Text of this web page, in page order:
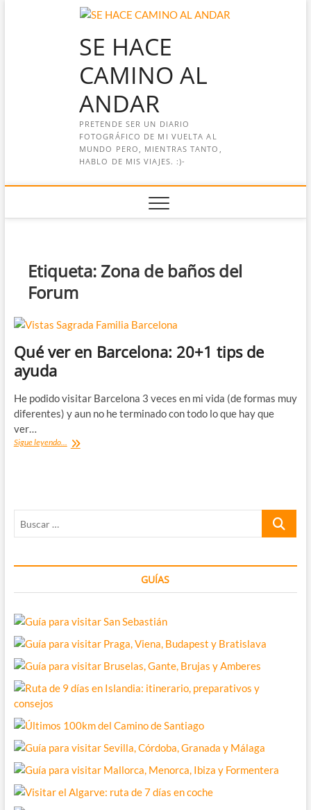
SE HACE
CAMINO AL
ANDAR
PRETENDE SER UN DIARIO
FOTOGRÁFICO DE MI VUELTA AL
MUNDO PERO, MIENTRAS TANTO,
HABLO DE MIS VIAJES. :)-
Etiqueta: Zona de baños del
Forum
Qué ver en Barcelona: 20+1 tips de
ayuda
He podido visitar Barcelona 3 veces en mi vida (de formas muy
diferentes) y aun no he terminado con todo lo que hay que
ver…
Sigue leyendo... Qué
Buscar
GUÍAS